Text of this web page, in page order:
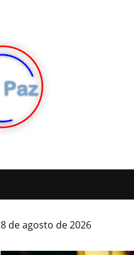
8 de agosto de 2026